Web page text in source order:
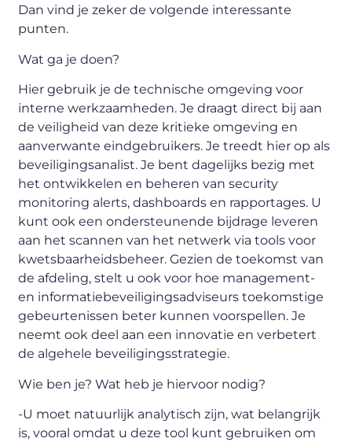
Dan vind je zeker de volgende interessante
punten.
Wat ga je doen?
Hier gebruik je de technische omgeving voor
interne werkzaamheden. Je draagt ​​direct bij aan
de veiligheid van deze kritieke omgeving en
aanverwante eindgebruikers. Je treedt hier op als
beveiligingsanalist. Je bent dagelijks bezig met
het ontwikkelen en beheren van security
monitoring alerts, dashboards en rapportages. U
kunt ook een ondersteunende bijdrage leveren
aan het scannen van het netwerk via tools voor
kwetsbaarheidsbeheer. Gezien de toekomst van
de afdeling, stelt u ook voor hoe management-
en informatiebeveiligingsadviseurs toekomstige
gebeurtenissen beter kunnen voorspellen. Je
neemt ook deel aan een innovatie en verbetert
de algehele beveiligingsstrategie.
Wie ben je? Wat heb je hiervoor nodig?
-U moet natuurlijk analytisch zijn, wat belangrijk
is, vooral omdat u deze tool kunt gebruiken om